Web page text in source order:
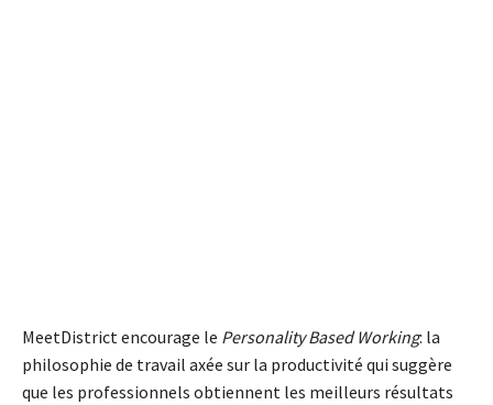
MeetDistrict encourage le Personality Based Working: la
philosophie de travail axée sur la productivité qui suggère
que les professionnels obtiennent les meilleurs résultats